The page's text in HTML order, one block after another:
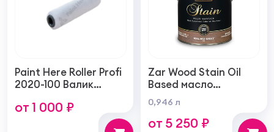
Paint Here Roller Profi
2020-100 Валик
тонкую гладкую
структуру покрытия
от 1 000 ₽
Zar Wood Stain Oil
Based масло
тонирующая по
дереву
0,946 л
от 5 250 ₽